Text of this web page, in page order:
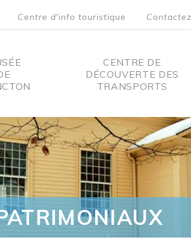
Centre d'info touristique
CENTRE DE
DÉCOUVERTE DES
TRANSPORTS